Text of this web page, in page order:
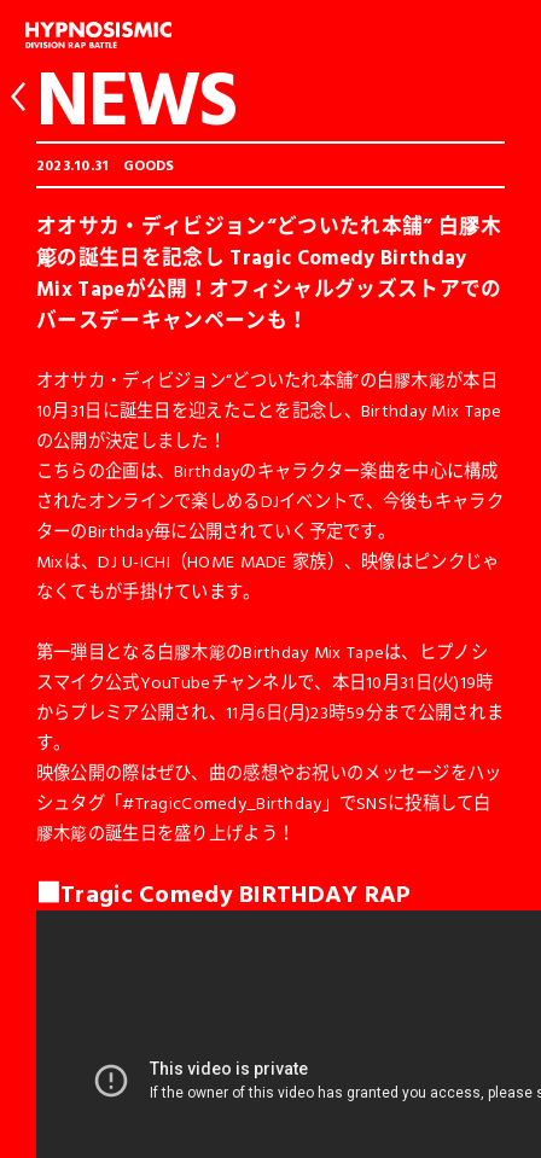
NEWS
2023.10.31 GOODS
オオサカ・ディビジョン“どついたれ本舗” 白膠木
簓の誕生日を記念し Tragic Comedy Birthday
Mix Tapeが公開！オフィシャルグッズストアでの
バースデーキャンペーンも！
オオサカ・ディビジョン“どついたれ本舗”の白膠木簓が本日
10月31日に誕生日を迎えたことを記念し、Birthday Mix Tape
の公開が決定しました！
こちらの企画は、Birthdayのキャラクター楽曲を中心に構成
されたオンラインで楽しめるDJイベントで、今後もキャラク
ターのBirthday毎に公開されていく予定です。
Mixは、DJ U-ICHI（HOME MADE 家族）、映像はピンクじゃ
なくてもが手掛けています。
第一弾目となる白膠木簓のBirthday Mix Tapeは、ヒプノシ
スマイク公式YouTubeチャンネルで、本日10月31日(火)19時
からプレミア公開され、11月6日(月)23時59分まで公開されま
す。
映像公開の際はぜひ、曲の感想やお祝いのメッセージをハッ
シュタグ「#TragicComedy_Birthday」でSNSに投稿して白
膠木簓の誕生日を盛り上げよう！
■Tragic Comedy BIRTHDAY RAP